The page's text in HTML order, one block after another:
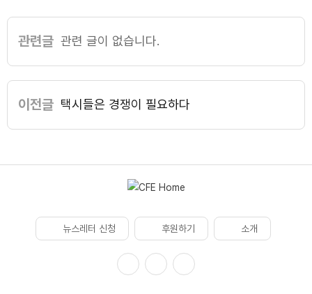
관련글 관련 글이 없습니다.
이전글 택시들은 경쟁이 필요하다
뉴스레터 신청 후원하기 소개